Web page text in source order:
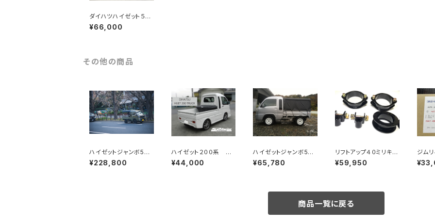
ダイハツハイゼット５０
０系後期 バンパーア
ンダーガードスポイラー
¥66,000
その他の商品
ハイゼットジャンボ500
系 ハイルーフ仕様
トゥクトゥクルーフ穴あ
¥228,800
ハイゼット２００系 リ
ヤバンパー３点キット
¥44,000
ハイゼットジャンボ500
系 トゥクトゥクルーフ
専用 3面幌キット サ
¥65,780
リフトアップ４０ミリキッ
ト「UP40」ハイゼットト
ラック500/510
¥59,950
ジム
ドラ
キット
商品一覧に戻る